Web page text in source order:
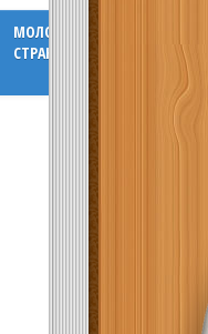
МОЛОДЕЖНАЯ
СТРАНИЧКА